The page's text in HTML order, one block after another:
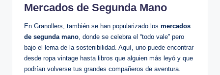
Mercados de Segunda Mano
En Granollers, también se han popularizado los mercados
de segunda mano , donde se celebra el “todo vale” pero
bajo el lema de la sostenibilidad. Aquí, uno puede encontrar
desde ropa vintage hasta libros que alguien más leyó y que
podrían volverse tus grandes compañeros de aventura.